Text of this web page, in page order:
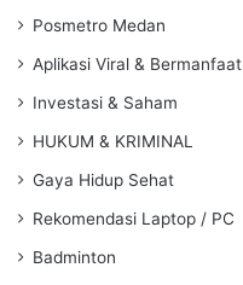
Posmetro Medan
Aplikasi Viral & Bermanfaat
Investasi & Saham
HUKUM & KRIMINAL
Gaya Hidup Sehat
Rekomendasi Laptop / PC
Badminton